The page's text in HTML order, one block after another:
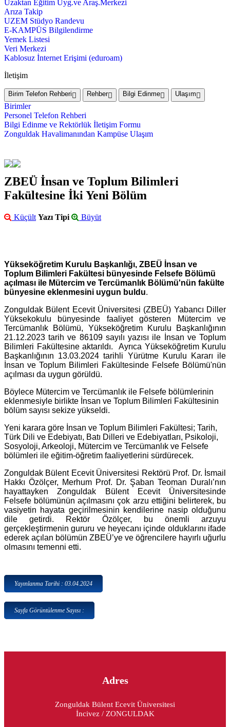
Uzaktan Eğitim Uyg.ve Araş.Merkezi
Arıza Takip
UZEM Stüdyo Randevu
E-KAMPÜS Bilgilendirme
Yemek Listesi
Veri Merkezi
Kablosuz İnternet Erişimi (eduroam)
İletişim
Birim Telefon Rehberi Rehber Bilgi Edinme Ulaşım
Birimler
Personel Telefon Rehberi
Bilgi Edinme ve Rektörlük İletişim Formu
Zonguldak Havalimanından Kampüse Ulaşım
ZBEÜ İnsan ve Toplum Bilimleri
Fakültesine İki Yeni Bölüm
Küçült Yazı Tipi Büyüt
Yükseköğretim Kurulu Başkanlığı, ZBEÜ İnsan ve
Toplum Bilimleri Fakültesi bünyesinde Felsefe Bölümü
açılması ile Mütercim ve Tercümanlık Bölümü'nün fakülte
bünyesine eklenmesini uygun buldu.
Zonguldak Bülent Ecevit Üniversitesi (ZBEÜ) Yabancı Diller
Yüksekokulu bünyesinde faaliyet gösteren Mütercim ve
Tercümanlık Bölümü, Yükseköğretim Kurulu Başkanlığının
21.12.2023 tarih ve 86109 sayılı yazısı ile İnsan ve Toplum
Bilimleri Fakültesine aktarıldı. Ayrıca Yükseköğretim Kurulu
Başkanlığının 13.03.2024 tarihli Yürütme Kurulu Kararı ile
İnsan ve Toplum Bilimleri Fakültesinde Felsefe Bölümü'nün
açılması da uygun görüldü.
Böylece Mütercim ve Tercümanlık ile Felsefe bölümlerinin
eklenmesiyle birlikte İnsan ve Toplum Bilimleri Fakültesinin
bölüm sayısı sekize yükseldi.
Yeni karara göre İnsan ve Toplum Bilimleri Fakültesi; Tarih,
Türk Dili ve Edebiyatı, Batı Dilleri ve Edebiyatları, Psikoloji,
Sosyoloji, Arkeoloji, Mütercim ve Tercümanlık ve Felsefe
bölümleri ile eğitim-öğretim faaliyetlerini sürdürecek.
Zonguldak Bülent Ecevit Üniversitesi Rektörü Prof. Dr. İsmail
Hakkı Özölçer, Merhum Prof. Dr. Şaban Teoman Duralı’nın
hayattayken Zonguldak Bülent Ecevit Üniversitesinde
Felsefe bölümünün açılmasını çok arzu ettiğini belirterek, bu
vasiyetin hayata geçirilmesinin kendilerine nasip olduğunu
dile getirdi. Rektör Özölçer, bu önemli arzuyu
gerçekleştirmenin gururu ve heyecanı içinde olduklarını ifade
ederek açılan bölümün ZBEÜ’ye ve öğrencilere hayırlı uğurlu
olmasını temenni etti.
Yayınlanma Tarihi : 03.04.2024
Sayfa Görüntülenme Sayısı :
Adres
Zonguldak Bülent Ecevit Üniversitesi
İncivez / ZONGULDAK